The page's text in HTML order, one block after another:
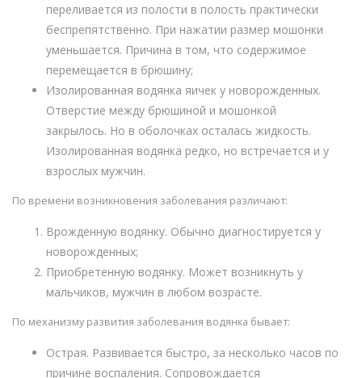
переливается из полости в полость практически
беспрепятственно. При нажатии размер мошонки
уменьшается. Причина в том, что содержимое
перемещается в брюшину;
Изолированная водянка яичек у новорожденных.
Отверстие между брюшиной и мошонкой
закрылось. Но в оболочках осталась жидкость.
Изолированная водянка редко, но встречается и у
взрослых мужчин.
По времени возникновения заболевания различают:
Врожденную водянку. Обычно диагностируется у
новорожденных;
Приобретенную водянку. Может возникнуть у
мальчиков, мужчин в любом возрасте.
По механизму развития заболевания водянка бывает:
Острая. Развивается быстро, за несколько часов по
причине воспаления. Сопровождается